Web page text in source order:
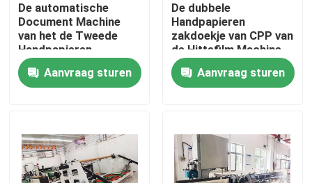
Contacteer ons
Nieuws
gezichtsweefselmachine
De automatische
Document Machine
van het de Tweede
Handpapieren
zakdoekje van de
Servetmachine 35
Pakken/Min
Aanvraag sturen
De dubbele
Handpapieren
zakdoekje van CPP van
de Hittefilm Machine
van het de Tweede
120 Pakken/Min
Aanvraag sturen